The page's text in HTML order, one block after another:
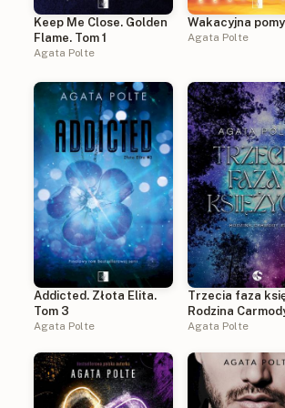
Keep Me Close. Golden
Flame. Tom 1
Agata Polte
Wakacyjna
Agata Polte
Addicted. Złota Elita.
Tom 3
Agata Polte
Trzecia faza
Rodzina
2
Agata Polte